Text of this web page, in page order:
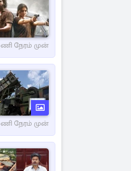
நேரம் முன்
நேரம் முன்